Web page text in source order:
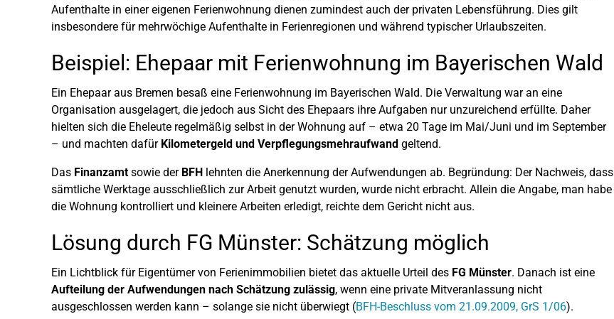
Aufenthalte in einer eigenen Ferienwohnung dienen zumindest auch der privaten Lebensführung. Dies gilt
insbesondere für mehrwöchige Aufenthalte in Ferienregionen und während typischer Urlaubszeiten.
Beispiel: Ehepaar mit Ferienwohnung im Bayerischen Wald
Ein Ehepaar aus Bremen besaß eine Ferienwohnung im Bayerischen Wald. Die Verwaltung war an eine
Organisation ausgelagert, die jedoch aus Sicht des Ehepaars ihre Aufgaben nur unzureichend erfüllte. Daher
hielten sich die Eheleute regelmäßig selbst in der Wohnung auf – etwa 20 Tage im Mai/Juni und im September
– und machten dafür Kilometergeld und Verpflegungsmehraufwand geltend.
Das Finanzamtsowie der BFH lehnten die Anerkennung der Aufwendungen ab. Begründung: Der Nachweis, dass
sämtliche Werktage ausschließlich zur Arbeit genutzt wurden, wurde nicht erbracht. Allein die Angabe, man habe
die Wohnung kontrolliert und kleinere Arbeiten erledigt, reichte dem Gericht nicht aus.
Lösung durch FG Münster: Schätzung möglich
Ein Lichtblick für Eigentümer von Ferienimmobilien bietet das aktuelle Urteil des FG Münster. Danach ist eine
Aufteilung der Aufwendungen nach Schätzung zulässig, wenn eine private Mitveranlassung nicht
ausgeschlossen werden kann – solange sie nicht überwiegt (BFH-Beschluss vom 21.09.2009, GrS 1/06).